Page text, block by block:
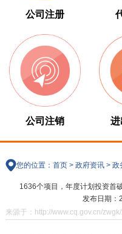
公司注册
公司注销 进
您的位置： 首页> 政府资讯> 政
1636个项目，年度计划投资首
发布日期
来源于：http://www.cq.gov.cn/